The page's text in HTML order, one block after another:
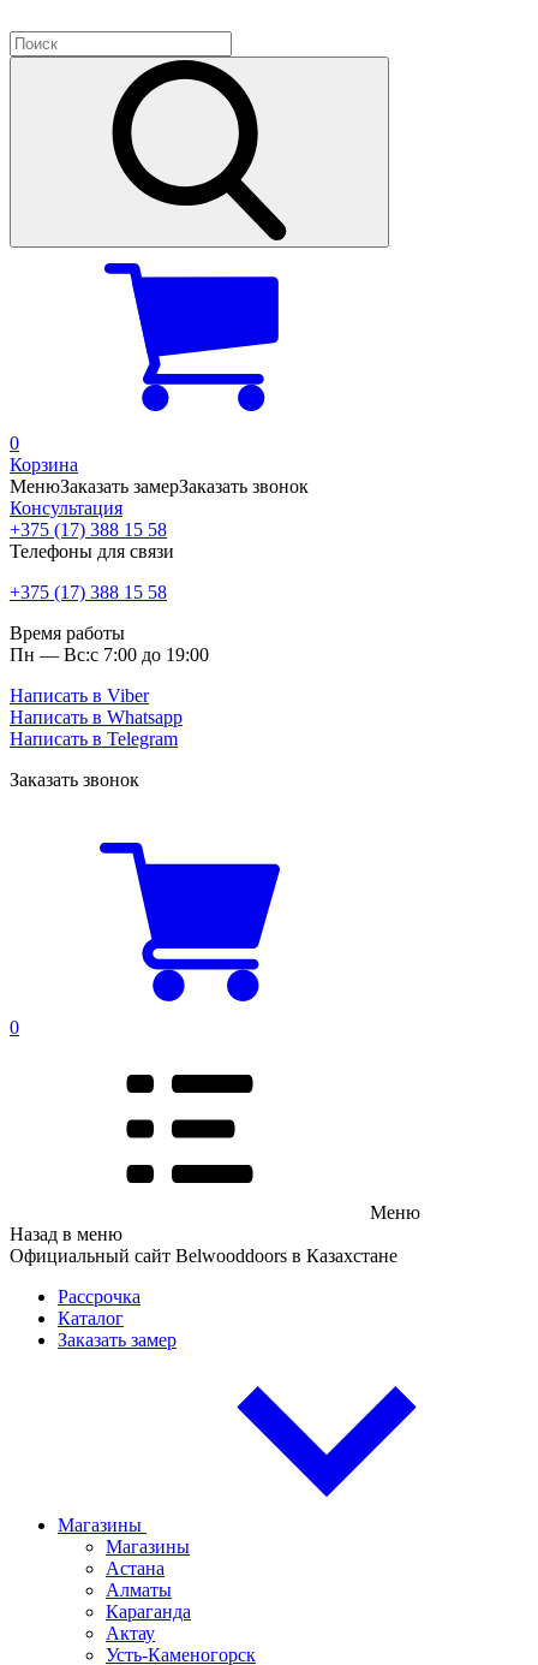
0
Корзина
МенюЗаказать замерЗаказать звонок
Консультация
+375 (17) 388 15 58
Телефоны для связи
+375 (17) 388 15 58
Время работы
Пн — Вс:с 7:00 до 19:00
Написать в Viber
Написать в Whatsapp
Написать в Telegram
Заказать звонок
0
Меню
Назад в меню
Официальный сайт Belwooddoors в Казахстане
Рассрочка
Каталог
Заказать замер
Магазины
Магазины
Астана
Алматы
Караганда
Актау
Усть-Каменогорск